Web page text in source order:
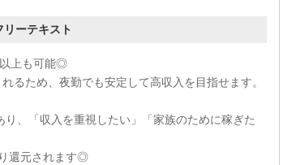
リーテキスト
上も可能◎
るため、夜勤でも安定して高収入を目指せます。
、「収入を重視したい」「家族のために稼ぎた
還元されます◎